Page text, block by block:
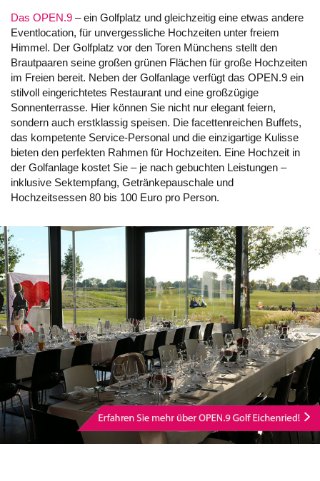
Das OPEN.9 – ein Golfplatz und gleichzeitig eine etwas andere
Eventlocation, für unvergessliche Hochzeiten unter freiem
Himmel. Der Golfplatz vor den Toren Münchens stellt den
Brautpaaren seine großen grünen Flächen für große Hochzeiten
im Freien bereit. Neben der Golfanlage verfügt das OPEN.9 ein
stilvoll eingerichtetes Restaurant und eine großzügige
Sonnenterrasse. Hier können Sie nicht nur elegant feiern,
sondern auch erstklassig speisen. Die facettenreichen Buffets,
das kompetente Service-Personal und die einzigartige Kulisse
bieten den perfekten Rahmen für Hochzeiten. Eine Hochzeit in
der Golfanlage kostet Sie – je nach gebuchten Leistungen –
inklusive Sektempfang, Getränkepauschale und
Hochzeitsessen 80 bis 100 Euro pro Person.